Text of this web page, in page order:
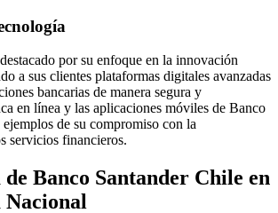
por su enfoque en la innovación
a sus clientes plataformas digitales avanzadas
bancarias de manera segura y
en línea y las aplicaciones móviles de Banco
de su compromiso con la
servicios financieros.
Banco Santander Chile en
Nacional